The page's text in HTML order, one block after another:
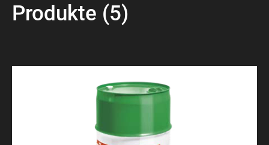
Produkte (5)